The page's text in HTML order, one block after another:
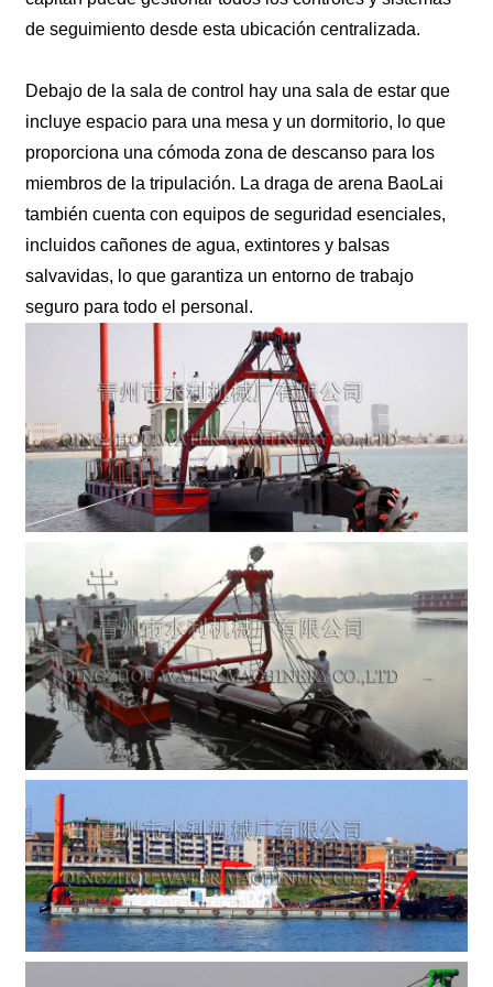
de seguimiento desde esta ubicación centralizada.
Debajo de la sala de control hay una sala de estar que
incluye espacio para una mesa y un dormitorio, lo que
proporciona una cómoda zona de descanso para los
miembros de la tripulación. La draga de arena BaoLai
también cuenta con equipos de seguridad esenciales,
incluidos cañones de agua, extintores y balsas
salvavidas, lo que garantiza un entorno de trabajo
seguro para todo el personal.